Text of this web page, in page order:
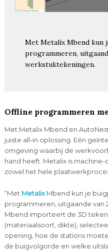
Met Metalix Mbend kun
programmeren,
werkstuktekeningen.
Offline programmeren
Met Metalix Mbend en
juiste all-in oplossing. Eén
omgeving waarbij de
hand heeft. Metalix is
zowel het hele
“Met Metalix Mbend kun je
programmeren, uitgaande van
Mbend importeert de 3D
(materiaalsoort, dikte),
opening, hoe de stations
de buigvolgorde en welke